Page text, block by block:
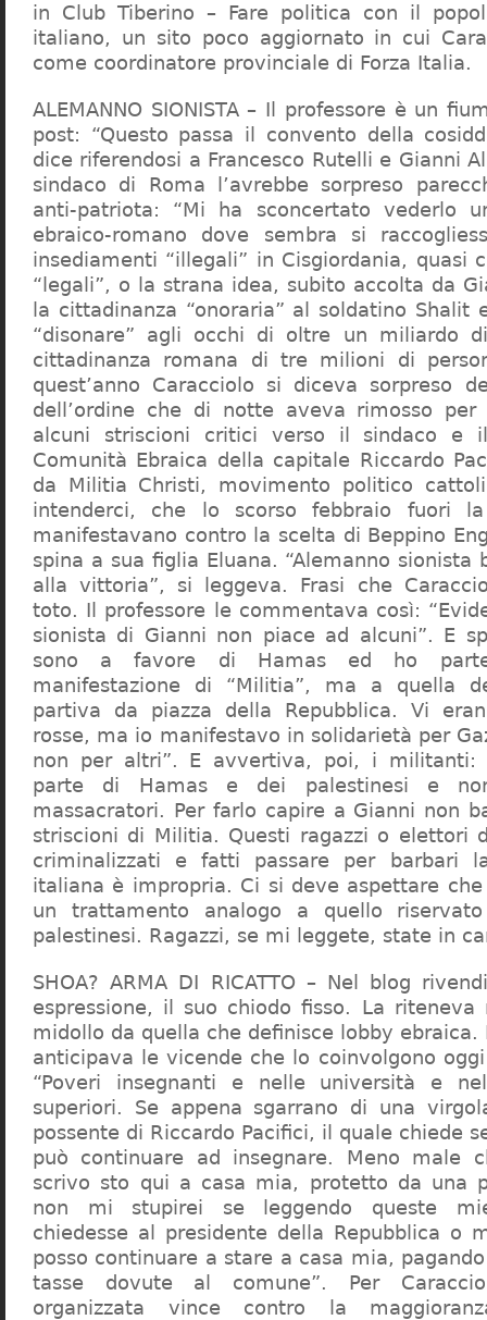
in Club Tiberino – Fare politica con il
italiano, un sito poco aggiornato in cui
come coordinatore provinciale di Forza Italia.
ALEMANNO SIONISTA – Il professore è un
post: “Questo passa il convento della
dice riferendosi a Francesco Rutelli e Gianni
sindaco di Roma l’avrebbe sorpreso
anti-patriota: “Mi ha sconcertato vederlo
ebraico-romano dove sembra si
insediamenti “illegali” in Cisgiordania, quasi
“legali”, o la strana idea, subito accolta da
la cittadinanza “onoraria” al soldatino Shalit
“disonare” agli occhi di oltre un miliardo
cittadinanza romana di tre milioni di
quest’anno Caracciolo si diceva sorpreso
dell’ordine che di notte aveva rimosso
alcuni striscioni critici verso il sindaco e
Comunità Ebraica della capitale Riccardo
da Militia Christi, movimento politico
intenderci, che lo scorso febbraio fuori
manifestavano contro la scelta di Beppino
spina a sua figlia Eluana. “Alemanno sionista
alla vittoria”, si leggeva. Frasi che
toto. Il professore le commentava così:
sionista di Gianni non piace ad alcuni”. E
sono a favore di Hamas ed ho
manifestazione di “Militia”, ma a quella
partiva da piazza della Repubblica. Vi
rosse, ma io manifestavo in solidarietà per
non per altri”. E avvertiva, poi, i militanti:
parte di Hamas e dei palestinesi e
massacratori. Per farlo capire a Gianni non
striscioni di Militia. Questi ragazzi o elettori
criminalizzati e fatti passare per barbari
italiana è impropria. Ci si deve aspettare
un trattamento analogo a quello
palestinesi. Ragazzi, se mi leggete, state in
SHOA? ARMA DI RICATTO – Nel blog
espressione, il suo chiodo fisso. La
midollo da quella che definisce lobby ebraica.
anticipava le vicende che lo coinvolgono
“Poveri insegnanti e nelle università e
superiori. Se appena sgarrano di una
possente di Riccardo Pacifici, il quale chiede
può continuare ad insegnare. Meno male
scrivo sto qui a casa mia, protetto da una
non mi stupirei se leggendo queste
chiedesse al presidente della Repubblica o
posso continuare a stare a casa mia,
tasse dovute al comune”. Per
organizzata vince contro la